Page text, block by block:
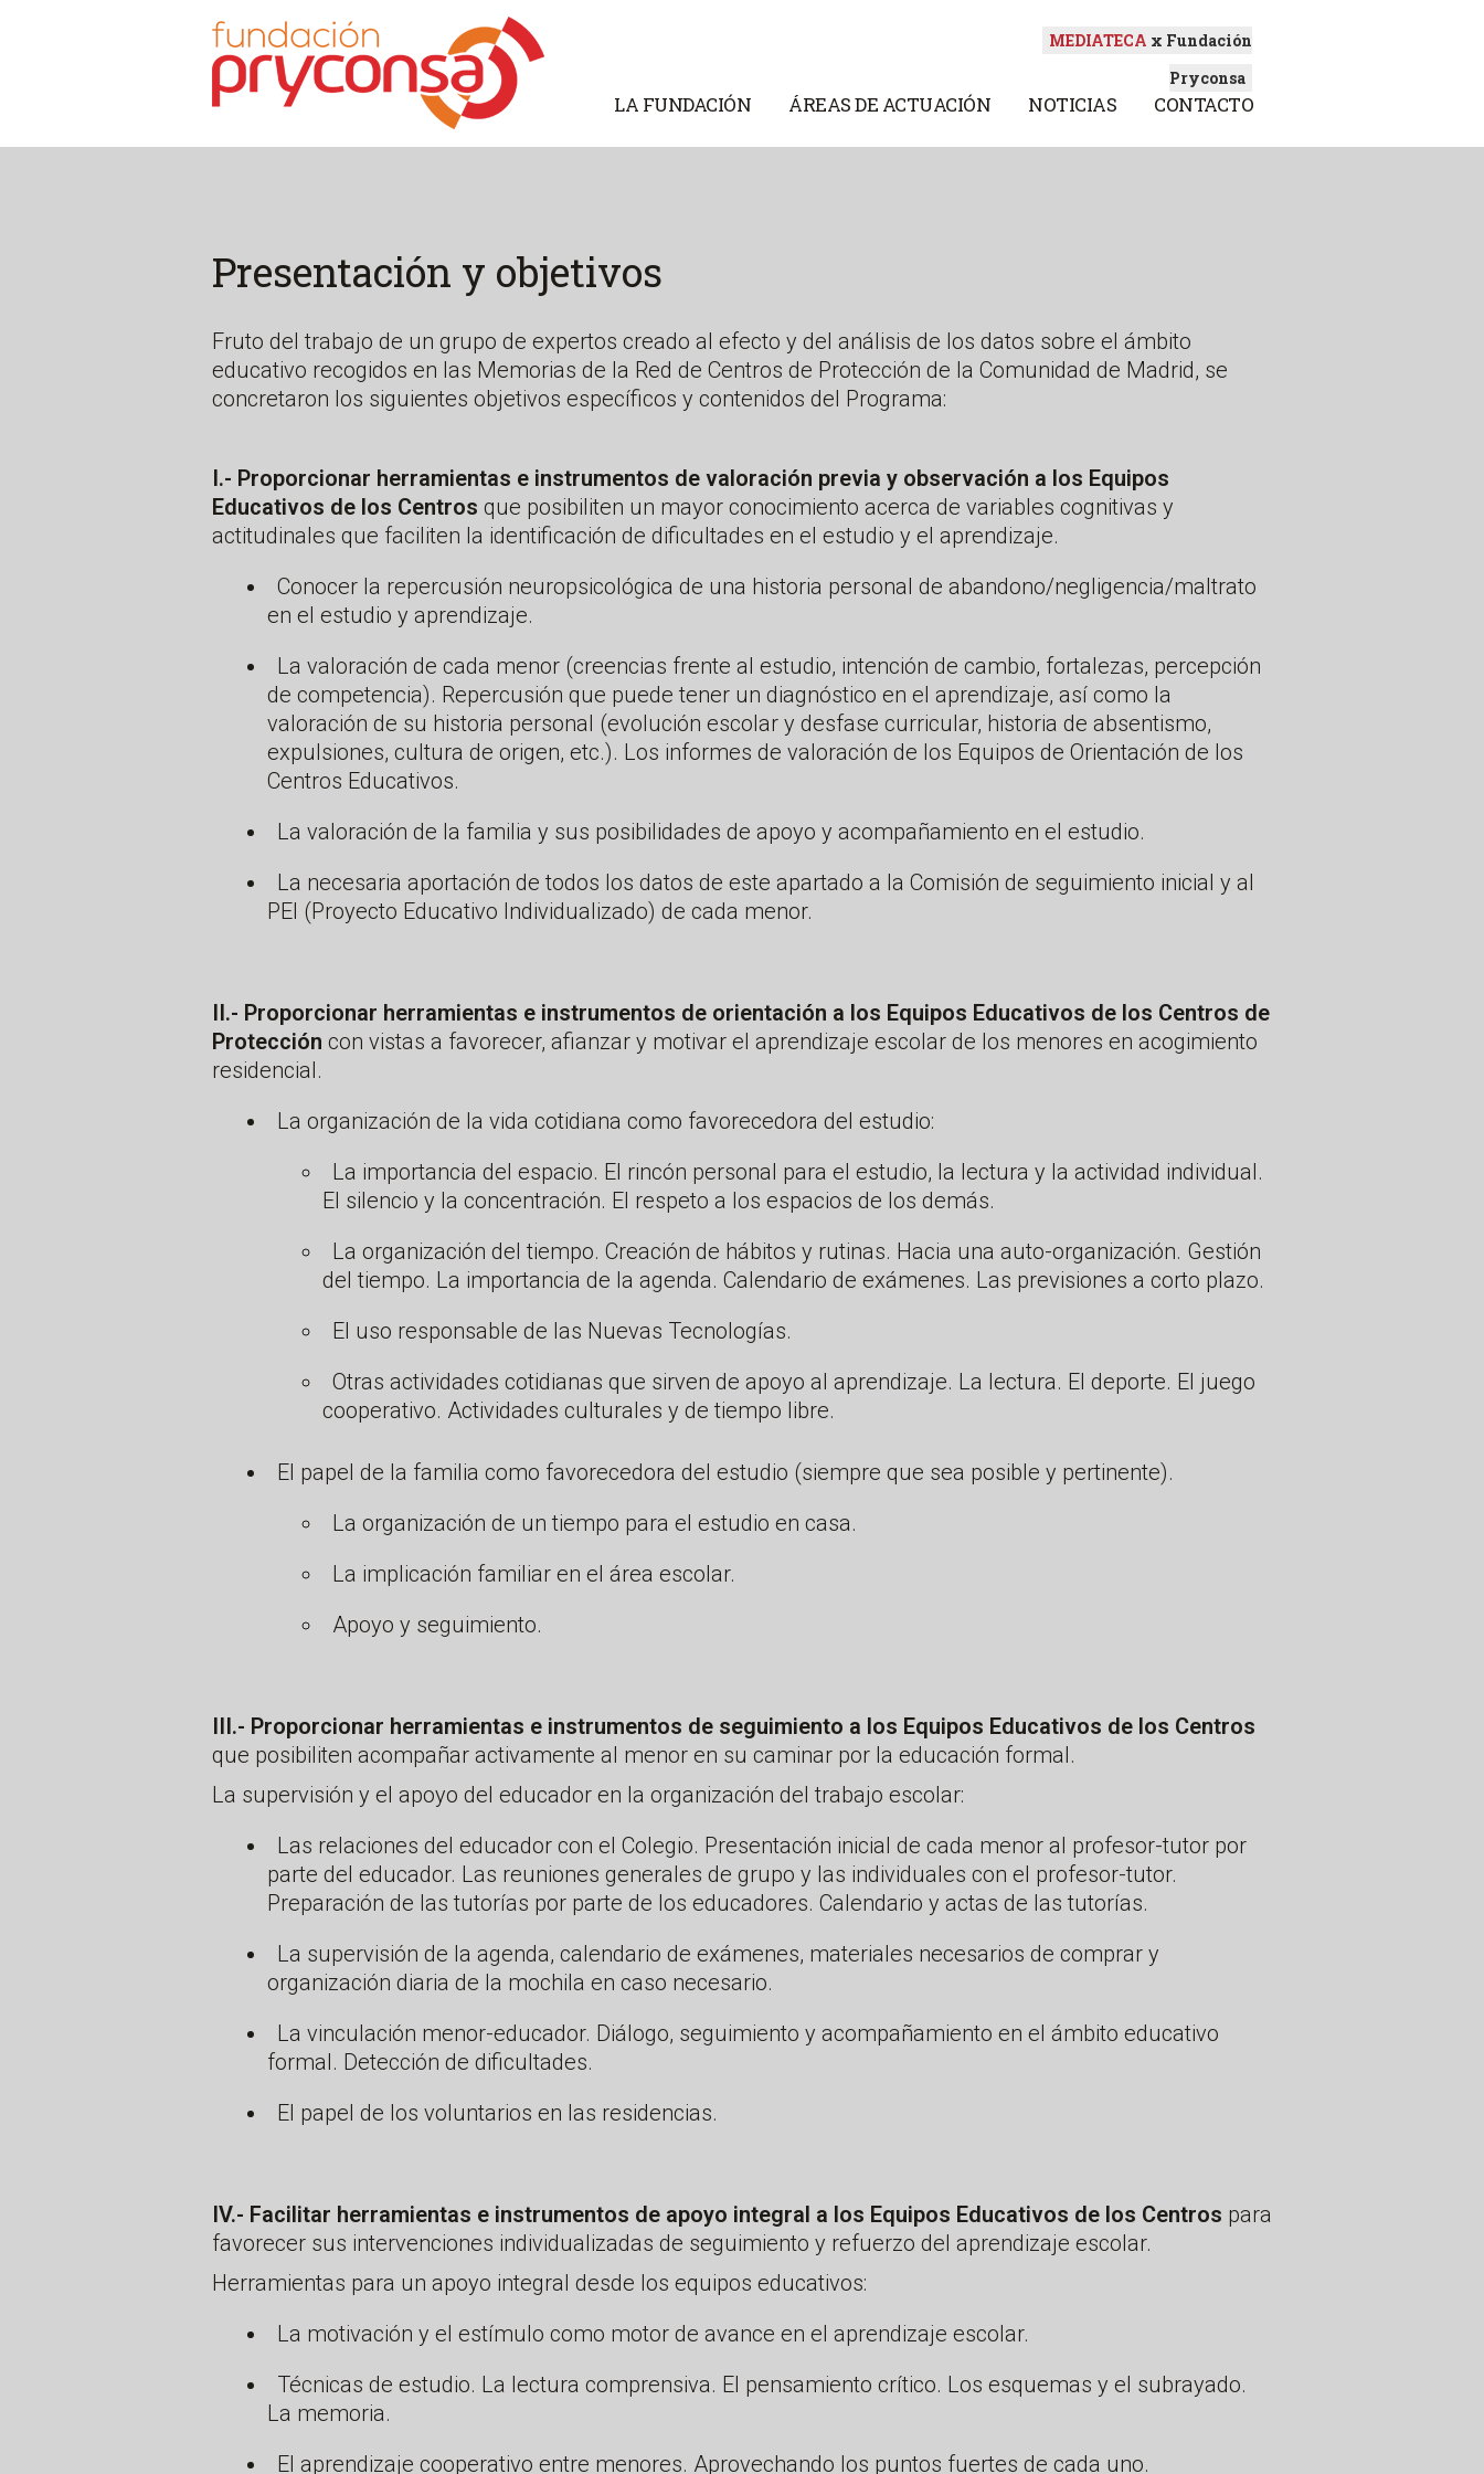
MEDIATECA x Fundación
Pryconsa
LA FUNDACIÓN ÁREAS DE ACTUACIÓN NOTICIAS CONTACTO
Presentación y objetivos
Fruto del trabajo de un grupo de expertos creado al efecto y del análisis de los datos sobre el ámbito
educativo recogidos en las Memorias de la Red de Centros de Protección de la Comunidad de Madrid, se
concretaron los siguientes objetivos específicos y contenidos del Programa:
I.- Proporcionar herramientas e instrumentos de valoración previa y observación a los Equipos
Educativos de los Centros que posibiliten un mayor conocimiento acerca de variables cognitivas y
actitudinales que faciliten la identificación de dificultades en el estudio y el aprendizaje.
Conocer la repercusión neuropsicológica de una historia personal de abandono/negligencia/maltrato
en el estudio y aprendizaje.
La valoración de cada menor (creencias frente al estudio, intención de cambio, fortalezas, percepción
de competencia). Repercusión que puede tener un diagnóstico en el aprendizaje, así como la
valoración de su historia personal (evolución escolar y desfase curricular, historia de absentismo,
expulsiones, cultura de origen, etc.). Los informes de valoración de los Equipos de Orientación de los
Centros Educativos.
La valoración de la familia y sus posibilidades de apoyo y acompañamiento en el estudio.
La necesaria aportación de todos los datos de este apartado a la Comisión de seguimiento inicial y al
PEI (Proyecto Educativo Individualizado) de cada menor.
II.- Proporcionar herramientas e instrumentos de orientación a los Equipos Educativos de los Centros de
Protección con vistas a favorecer, afianzar y motivar el aprendizaje escolar de los menores en acogimiento
residencial.
La organización de la vida cotidiana como favorecedora del estudio:
La importancia del espacio. El rincón personal para el estudio, la lectura y la actividad individual.
El silencio y la concentración. El respeto a los espacios de los demás.
La organización del tiempo. Creación de hábitos y rutinas. Hacia una auto-organización. Gestión
del tiempo. La importancia de la agenda. Calendario de exámenes. Las previsiones a corto plazo.
El uso responsable de las Nuevas Tecnologías.
Otras actividades cotidianas que sirven de apoyo al aprendizaje. La lectura. El deporte. El juego
cooperativo. Actividades culturales y de tiempo libre.
El papel de la familia como favorecedora del estudio (siempre que sea posible y pertinente).
La organización de un tiempo para el estudio en casa.
La implicación familiar en el área escolar.
Apoyo y seguimiento.
III.- Proporcionar herramientas e instrumentos de seguimiento a los Equipos Educativos de los Centros
que posibiliten acompañar activamente al menor en su caminar por la educación formal.
La supervisión y el apoyo del educador en la organización del trabajo escolar:
Las relaciones del educador con el Colegio. Presentación inicial de cada menor al profesor-tutor por
parte del educador. Las reuniones generales de grupo y las individuales con el profesor-tutor.
Preparación de las tutorías por parte de los educadores. Calendario y actas de las tutorías.
La supervisión de la agenda, calendario de exámenes, materiales necesarios de comprar y
organización diaria de la mochila en caso necesario.
La vinculación menor-educador. Diálogo, seguimiento y acompañamiento en el ámbito educativo
formal. Detección de dificultades.
El papel de los voluntarios en las residencias.
IV.- Facilitar herramientas e instrumentos de apoyo integral a los Equipos Educativos de los Centros para
favorecer sus intervenciones individualizadas de seguimiento y refuerzo del aprendizaje escolar.
Herramientas para un apoyo integral desde los equipos educativos:
La motivación y el estímulo como motor de avance en el aprendizaje escolar.
Técnicas de estudio. La lectura comprensiva. El pensamiento crítico. Los esquemas y el subrayado.
La memoria.
El aprendizaje cooperativo entre menores. Aprovechando los puntos fuertes de cada uno.